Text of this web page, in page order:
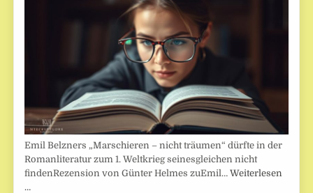
Emil Belzners „Marschieren – nicht träumen“ dürfte in der
Romanliteratur zum 1. Weltkrieg seinesgleichen nicht
findenRezension von Günter Helmes zuEmil…Weiterlesen
…